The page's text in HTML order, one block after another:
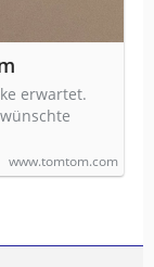
erwartet.
www.tomtom.com